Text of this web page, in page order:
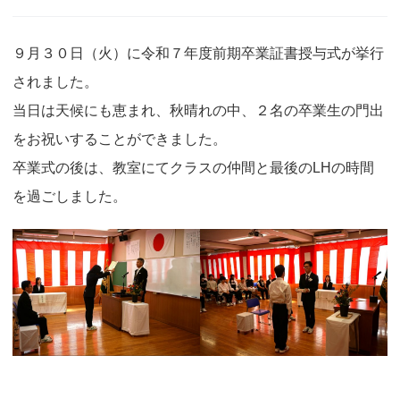
９月３０日（火）に令和７年度前期卒業証書授与式が挙行
されました。
当日は天候にも恵まれ、秋晴れの中、２名の卒業生の門出
をお祝いすることができました。
卒業式の後は、教室にてクラスの仲間と最後のLHの時間
を過ごしました。